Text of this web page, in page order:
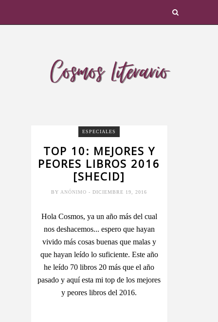
ESPECIALES
TOP 10: MEJORES Y
PEORES LIBROS 2016
[SHECID]
BY ANÓNIMO- DICIEMBRE 19, 2016
Hola Cosmos, ya un año más del cual
nos deshacemos... espero que hayan
vivido más cosas buenas que malas y
que hayan leído lo suficiente. Este año
he leído 70 libros 20 más que el año
pasado y aquí esta mi top de los mejores
y peores libros del 2016.